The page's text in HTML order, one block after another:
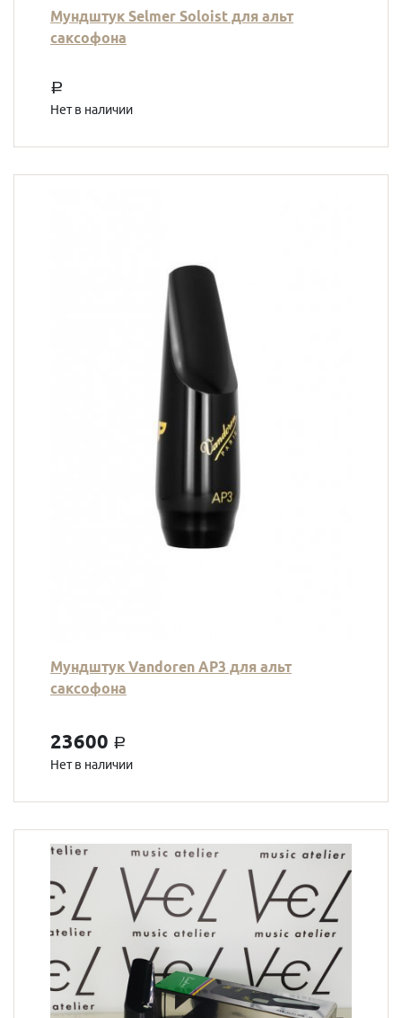
Мундштук Selmer Soloist для альт
саксофона
a
Нет в наличии
Мундштук Vandoren AP3 для альт
саксофона
23600 a
Нет в наличии